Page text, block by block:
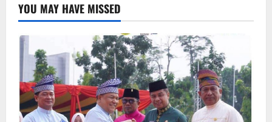
YOU MAY HAVE MISSED